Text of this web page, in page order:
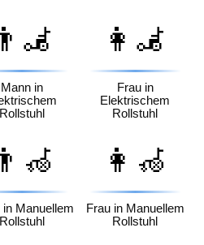
Mann in
Rollstuhl
👩‍🦼
Frau in
Elektrischem
Rollstuhl
in Manuellem
Rollstuhl
👩‍🦽
Frau in Manuellem
Rollstuhl